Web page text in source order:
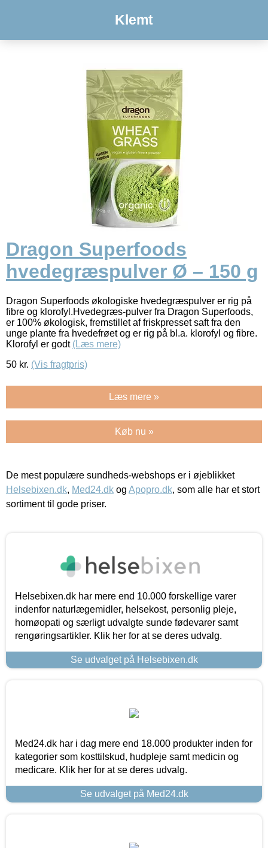
Klemt
Dragon Superfoods
hvedegræspulver Ø – 150 g
Dragon Superfoods økologiske hvedegræspulver er rig på
fibre og klorofyl.Hvedegræs-pulver fra Dragon Superfoods,
er 100% økologisk, fremstillet af friskpresset saft fra den
unge plante fra hvedefrøet og er rig på bl.a. klorofyl og fibre.
Klorofyl er godt (Læs mere)
50 kr. (Vis fragtpris)
Læs mere »
Køb nu »
De mest populære sundheds-webshops er i øjeblikket
Helsebixen.dk, Med24.dk og Apopro.dk, som alle har et stort
sortiment til gode priser.
Helsebixen.dk har mere end 10.000 forskellige varer
indenfor naturlægemidler, helsekost, personlig pleje,
homøopati og særligt udvalgte sunde fødevarer samt
rengøringsartikler. Klik her for at se deres udvalg.
Se udvalget på Helsebixen.dk
Med24.dk har i dag mere end 18.000 produkter inden for
kategorier som kosttilskud, hudpleje samt medicin og
medicare. Klik her for at se deres udvalg.
Se udvalget på Med24.dk